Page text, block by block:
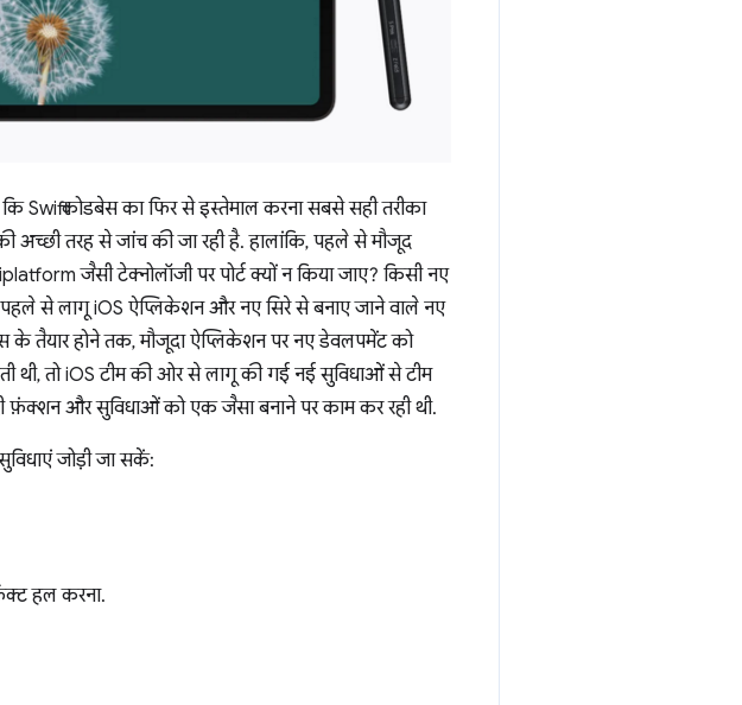
Swift कोडबेस का फिर से इस्तेमाल करना सबसे सही तरीका
तरह से जांच की जा रही है. हालांकि, पहले से मौजूद
जैसी टेक्नोलॉजी पर पोर्ट क्यों न किया जाए? किसी नए
से लागू iOS ऐप्लिकेशन और नए सिरे से बनाए जाने वाले नए
तैयार होने तक, मौजूदा ऐप्लिकेशन पर नए डेवलपमेंट को
थी, तो iOS टीम की ओर से लागू की गई नई सुविधाओं से टीम
फ़ंक्शन और सुविधाओं को एक जैसा बनाने पर काम कर रही थी.
जोड़ी जा सकें:
हल करना.